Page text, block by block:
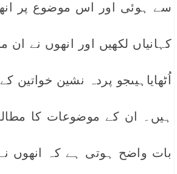
سے ہوئی اور اس موضوع پر
کہانیاں لکھیں اور انھوں نے
اُٹھایاہیںجو پردہ نشین
ہیں۔ ان کے موضوعات کا
بات واضح ہوتی ہے کہ انھوں نے